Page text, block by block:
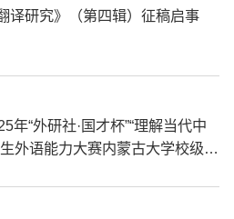
译研究》（第四辑）征稿启事
年“外研社·国才杯”“理解当代中
外语能力大赛内蒙古大学校级选